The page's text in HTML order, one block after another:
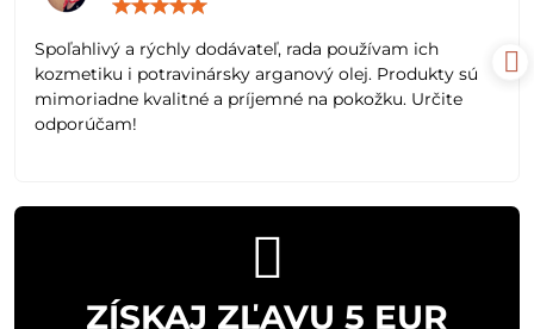
5
Spoľahlivý a rýchly dodávateľ, rada používam ich
kozmetiku i potravinársky arganový olej. Produkty sú
mimoriadne kvalitné a príjemné na pokožku. Určite
odporúčam!
ZÍSKAJ ZĽAVU 5 EUR